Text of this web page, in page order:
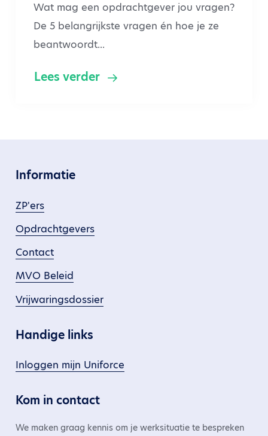
Wat mag een opdrachtgever jou vragen?
De 5 belangrijkste vragen én hoe je ze
beantwoordt...
Lees verder
Informatie
ZP'ers
Opdrachtgevers
Contact
MVO Beleid
Vrijwaringsdossier
Handige links
Inloggen mijn Uniforce
Kom in contact
We maken graag kennis om je werksituatie te bespreken